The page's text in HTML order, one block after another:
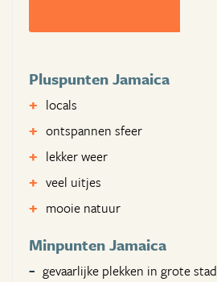
Pluspunten Jamaica
locals
ontspannen sfeer
lekker weer
veel uitjes
mooie natuur
Minpunten Jamaica
gevaarlijke plekken in grote stad